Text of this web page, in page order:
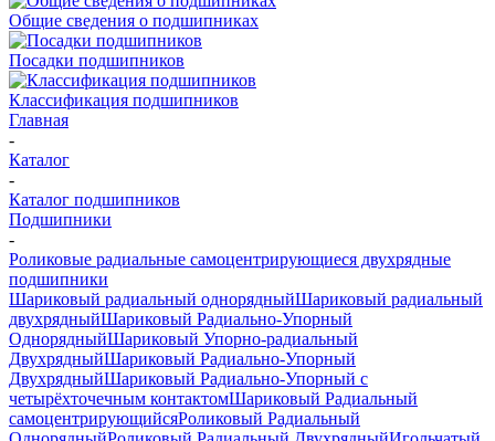
Общие сведения о подшипниках
Посадки подшипников
Классификация подшипников
Главная
-
Каталог
-
Каталог подшипников
Подшипники
-
Роликовые радиальные самоцентрирующиеся двухрядные
подшипники
Шариковый радиальный однорядныйШариковый радиальный
двухрядныйШариковый Радиально-Упорный
ОднорядныйШариковый Упорно-радиальный
ДвухрядныйШариковый Радиально-Упорный
ДвухрядныйШариковый Радиально-Упорный с
четырёхточечным контактомШариковый Радиальный
самоцентрирующийсяРоликовый Радиальный